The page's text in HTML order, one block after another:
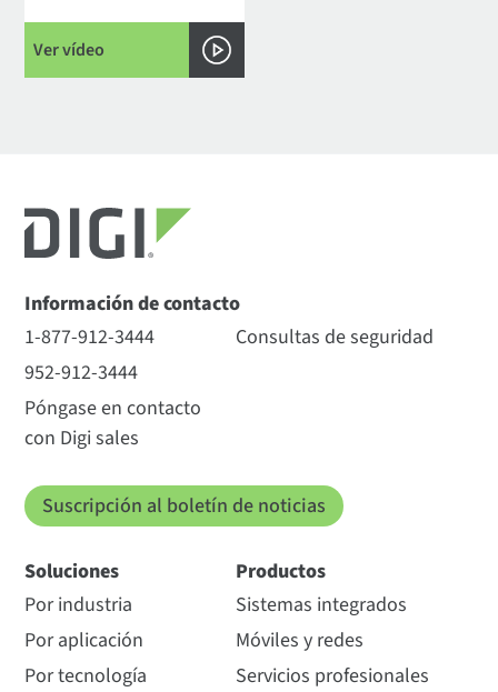
Ver vídeo
Información de contacto
1-877-912-3444
952-912-3444
Póngase en contacto
con Digi sales
Consultas de seguridad
Suscripción al boletín de noticias
Soluciones
Por industria
Por aplicación
Por tecnología
Productos
Sistemas integrados
Móviles y redes
Servicios profesionales